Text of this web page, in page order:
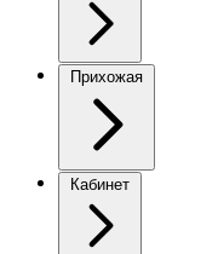
Прихожая
Кабинет